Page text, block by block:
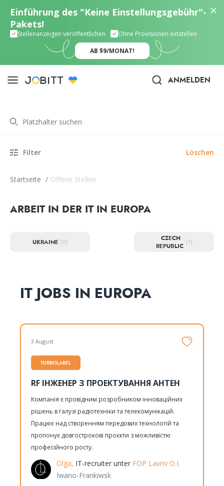
Einführung des "Keine Einstellungsgebühr"-
Pakets!
Stellenanzeigen veröffentlichen Ohne Provisionen einstellen
AB $9/MONAT!
ANMELDEN
Filter Löschen
Startseite / Offene Stellen
ARBEIT IN DER IT IN EUROPA
UKRAINE (8)
CZECH
REPUBLIC (1)
IT JOBS IN EUROPA
3 August
TURBOLABEL
RF ІНЖЕНЕР З ПРОЕКТУВАННЯ АНТЕН
Компанія є провідним розробником інноваційних
рішень в галузі радіотехніки та телекомунікацій.
Працює над створенням передових технологій та
пропонує довгострокові проєкти з можливістю
професійного росту.
Olga, IT-recruiter unter FOP Lavriv O.I.
Iwano-Frankiwsk